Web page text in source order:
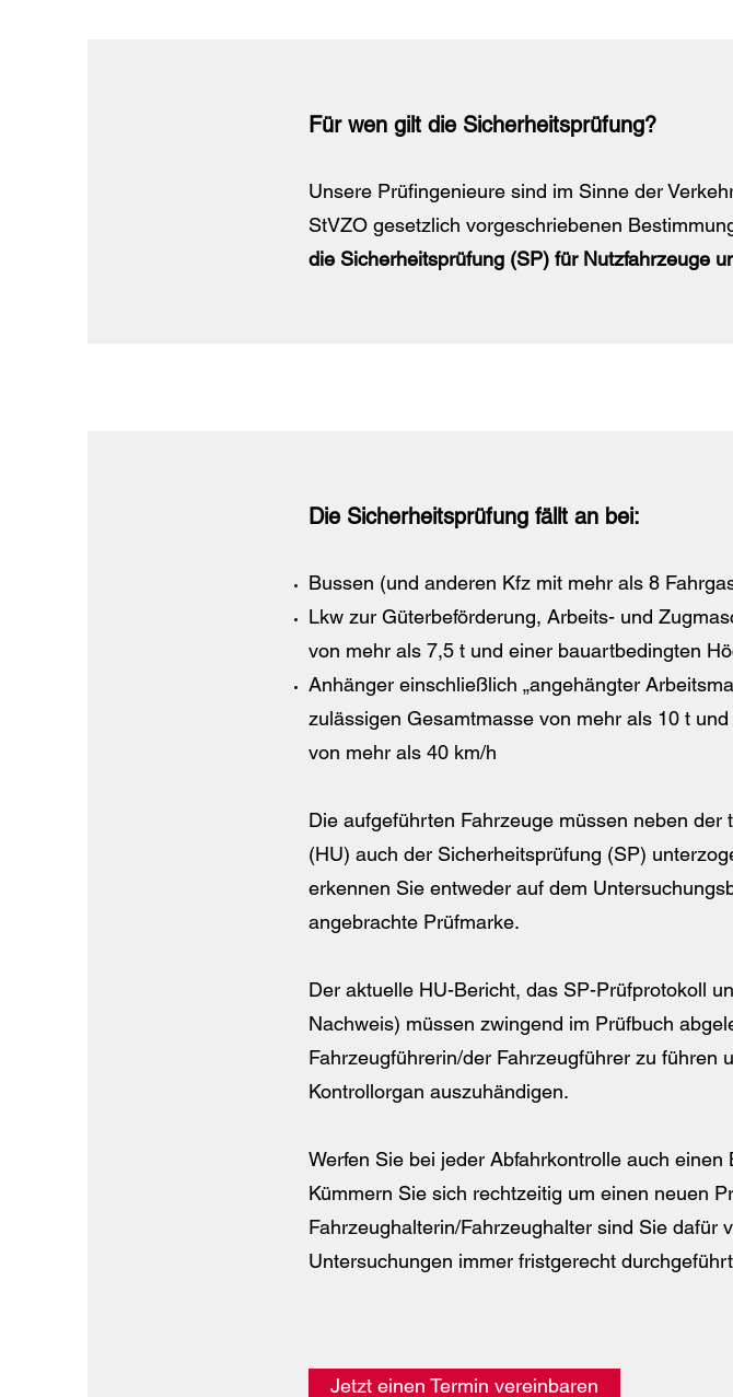
Für wen gilt die Sicherheitsprüfung?
Unsere Prüfingenieure sind im Sinne der
StVZO gesetzlich vorgeschriebenen
die Sicherheitsprüfung (SP) für Nutzfahrzeuge
Die Sicherheitsprüfung fällt an bei:
Bussen (und anderen Kfz mit mehr als 8
Lkw zur Güterbeförderung, Arbeits- und
von mehr als 7,5 t und einer bauartbedingten
Anhänger einschließlich „angehängter
zulässigen Gesamtmasse von mehr als 10 t
von mehr als 40 km/h
Die aufgeführten Fahrzeuge müssen neben
(HU) auch der Sicherheitsprüfung (SP)
erkennen Sie entweder auf dem
angebrachte Prüfmarke.
Der aktuelle HU-Bericht, das SP-Prüfprotokoll
Nachweis) müssen zwingend im Prüfbuch
Fahrzeugführerin/der Fahrzeugführer zu führen
Kontrollorgan auszuhändigen.
Werfen Sie bei jeder Abfahrkontrolle auch
Kümmern Sie sich rechtzeitig um einen neuen
Fahrzeughalterin/Fahrzeughalter sind Sie dafür
Untersuchungen immer fristgerecht
Jetzt einen Termin vereinbaren